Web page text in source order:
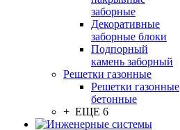
заборные
Декоративные
заборные блоки
Подпорный
камень заборный
Решетки газонные
Решетки газонные
бетонные
+ ЕЩЕ 6